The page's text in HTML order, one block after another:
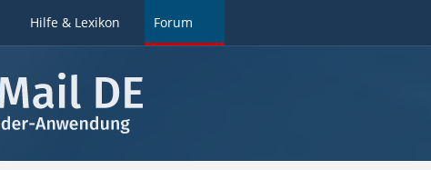
Hilfe & Lexikon Forum